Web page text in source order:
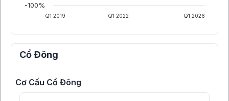
Q1 2019 Q1 2022 Q1 2026
-100%
Cổ Đông
Cơ Cấu Cổ Đông